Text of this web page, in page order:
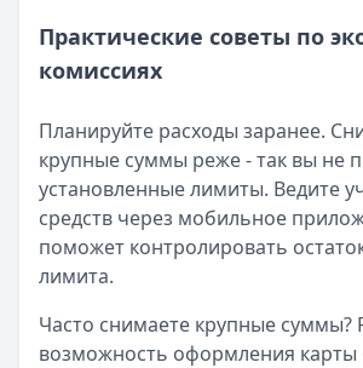
Практические советы по
комиссиях
Планируйте расходы заранее.
крупные суммы реже - так вы не
установленные лимиты. Ведите
средств через мобильное
поможет контролировать
лимита.
Часто снимаете крупные суммы?
возможность оформления карты